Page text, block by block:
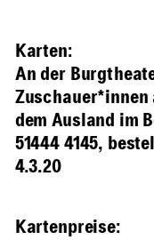
Karten:
An der
Zuschauer*innen
dem Ausland im
51444 4145,
4.3.20
Kartenpreise: